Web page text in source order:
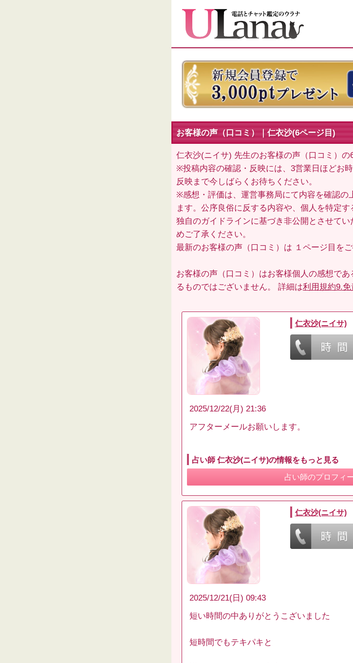
お客様の声（口コミ）｜仁衣沙(6ページ目)
仁衣沙(ニイサ) 先生のお客様の声（口コミ）の
※投稿内容の確認・反映には、3営業日ほどお
反映まで今しばらくお待ちください。
※感想・評価は、運営事務局にて内容を確認の
ます。公序良俗に反する内容や、個人を特定
独自のガイドラインに基づき非公開とさせて
めご了承ください。
最新のお客様の声（口コミ）は １ページ目 を
お客様の声（口コミ）はお客様個人の感想で
るものではございません。 詳細は利用規約9.免
仁衣沙(ニイサ)
2025/12/22(月) 21:36
アフターメールお願いします。
占い師 仁衣沙(ニイサ)の情報をもっと見る
占い師のプロフィ
仁衣沙(ニイサ)
2025/12/21(日) 09:43
短い時間の中ありがとうこざいました
短時間でもテキパキと